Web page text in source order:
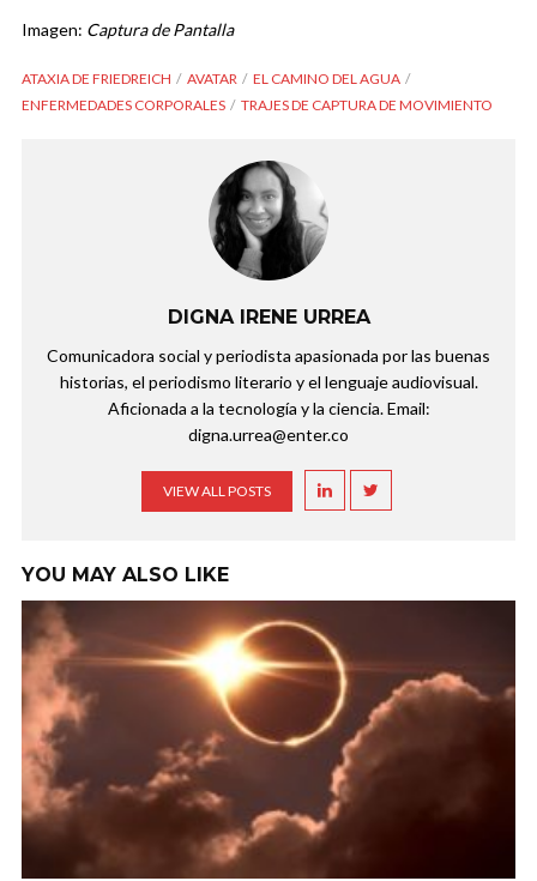
Imagen: Captura de Pantalla
ATAXIA DE FRIEDREICH AVATAR
EL CAMINO DEL AGUA
ENFERMEDADES CORPORALES
TRAJES DE CAPTURA DE MOVIMIENTO
DIGNA IRENE URREA
Comunicadora social y periodista apasionada por las buenas
historias, el periodismo literario y el lenguaje audiovisual.
Aficionada a la tecnología y la ciencia. Email:
digna.urrea@enter.co
VIEW ALL POSTS
YOU MAY ALSO LIKE